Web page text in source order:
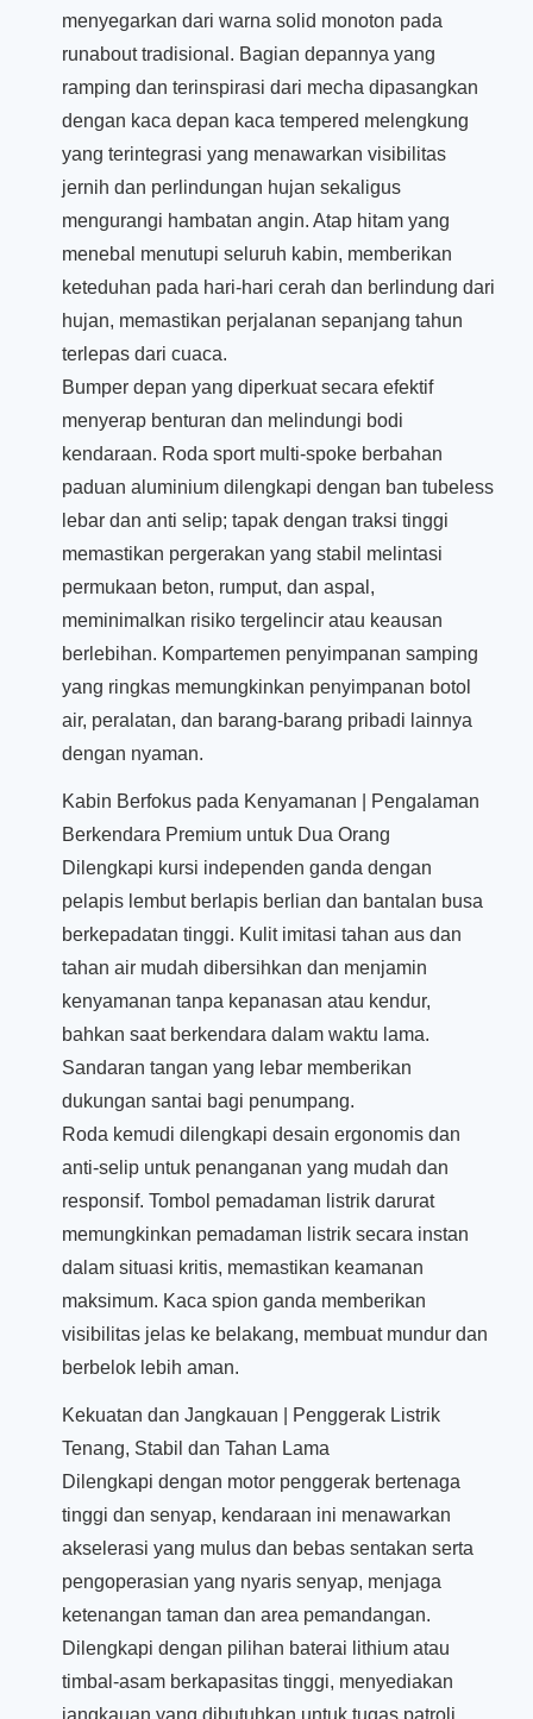
menyegarkan dari warna solid monoton pada
runabout tradisional. Bagian depannya yang
ramping dan terinspirasi dari mecha dipasangkan
dengan kaca depan kaca tempered melengkung
yang terintegrasi yang menawarkan visibilitas
jernih dan perlindungan hujan sekaligus
mengurangi hambatan angin. Atap hitam yang
menebal menutupi seluruh kabin, memberikan
keteduhan pada hari-hari cerah dan berlindung dari
hujan, memastikan perjalanan sepanjang tahun
terlepas dari cuaca.
Bumper depan yang diperkuat secara efektif
menyerap benturan dan melindungi bodi
kendaraan. Roda sport multi-spoke berbahan
paduan aluminium dilengkapi dengan ban tubeless
lebar dan anti selip; tapak dengan traksi tinggi
memastikan pergerakan yang stabil melintasi
permukaan beton, rumput, dan aspal,
meminimalkan risiko tergelincir atau keausan
berlebihan. Kompartemen penyimpanan samping
yang ringkas memungkinkan penyimpanan botol
air, peralatan, dan barang-barang pribadi lainnya
dengan nyaman.
Kabin Berfokus pada Kenyamanan | Pengalaman
Berkendara Premium untuk Dua Orang
Dilengkapi kursi independen ganda dengan
pelapis lembut berlapis berlian dan bantalan busa
berkepadatan tinggi. Kulit imitasi tahan aus dan
tahan air mudah dibersihkan dan menjamin
kenyamanan tanpa kepanasan atau kendur,
bahkan saat berkendara dalam waktu lama.
Sandaran tangan yang lebar memberikan
dukungan santai bagi penumpang.
Roda kemudi dilengkapi desain ergonomis dan
anti-selip untuk penanganan yang mudah dan
responsif. Tombol pemadaman listrik darurat
memungkinkan pemadaman listrik secara instan
dalam situasi kritis, memastikan keamanan
maksimum. Kaca spion ganda memberikan
visibilitas jelas ke belakang, membuat mundur dan
berbelok lebih aman.
Kekuatan dan Jangkauan | Penggerak Listrik
Tenang, Stabil dan Tahan Lama
Dilengkapi dengan motor penggerak bertenaga
tinggi dan senyap, kendaraan ini menawarkan
akselerasi yang mulus dan bebas sentakan serta
pengoperasian yang nyaris senyap, menjaga
ketenangan taman dan area pemandangan.
Dilengkapi dengan pilihan baterai lithium atau
timbal-asam berkapasitas tinggi, menyediakan
jangkauan yang dibutuhkan untuk tugas patroli